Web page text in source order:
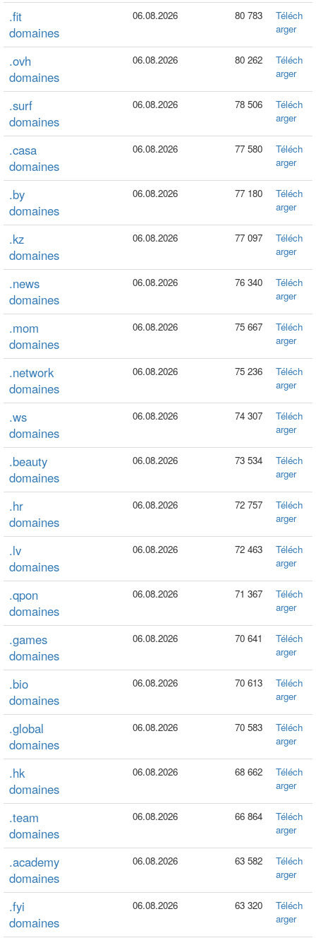
.fit
domaines
06.08.2026 80 783
Téléch
arger
.ovh
domaines
06.08.2026 80 262
Téléch
arger
.surf
domaines
06.08.2026 78 506
Téléch
arger
.casa
domaines
06.08.2026 77 580
Téléch
arger
.by
domaines
06.08.2026 77 180
Téléch
arger
.kz
domaines
06.08.2026 77 097
Téléch
arger
.news
domaines
06.08.2026 76 340
Téléch
arger
.mom
domaines
06.08.2026 75 667
Téléch
arger
.network
domaines
06.08.2026 75 236
Téléch
arger
.ws
domaines
06.08.2026 74 307
Téléch
arger
.beauty
domaines
06.08.2026 73 534
Téléch
arger
.hr
domaines
06.08.2026 72 757
Téléch
arger
.lv
domaines
06.08.2026 72 463
Téléch
arger
.qpon
domaines
06.08.2026 71 367
Téléch
arger
.games
domaines
06.08.2026 70 641
Téléch
arger
.bio
domaines
06.08.2026 70 613
Téléch
arger
.global
domaines
06.08.2026 70 583
Téléch
arger
.hk
domaines
06.08.2026 68 662
Téléch
arger
.team
domaines
06.08.2026 66 864
Téléch
arger
.academy
domaines
06.08.2026 63 582
Téléch
arger
.fyi
domaines
06.08.2026 63 320
Téléch
arger